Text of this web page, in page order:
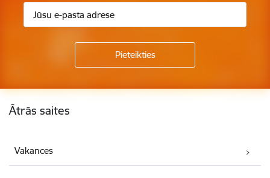
Kājene
Ātrās saites
Vakances